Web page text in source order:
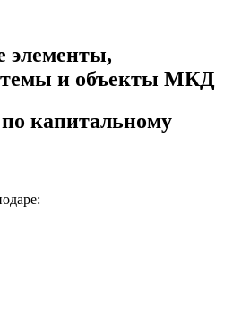
элементы,
и объекты МКД
капитальному